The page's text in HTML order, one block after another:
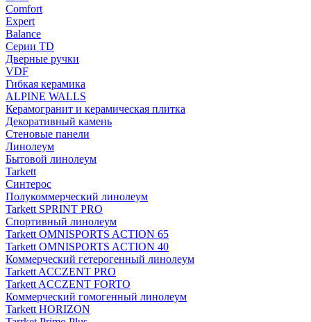
Comfort
Expert
Balance
Серии TD
Дверные ручки
VDF
Гибкая керамика
ALPINE WALLS
Керамогранит и керамическая плитка
Декоративный камень
Стеновые панели
Линолеум
Бытовой линолеум
Tarkett
Синтерос
Полукоммерческий линолеум
Tarkett SPRINT PRO
Спортивный линолеум
Tarkett OMNISPORTS ACTION 65
Tarkett OMNISPORTS ACTION 40
Коммерческий гетерогенный линолеум
Tarkett ACCZENT PRO
Tarkett ACCZENT FORTO
Коммерческий гомогенный линолеум
Tarkett HORIZON